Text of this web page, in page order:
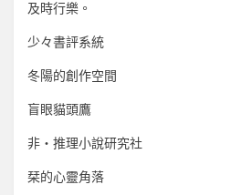
及時行樂。
少々書評系統
冬陽的創作空間
盲眼貓頭鷹
非‧推理小說研究社
栞的心靈角落